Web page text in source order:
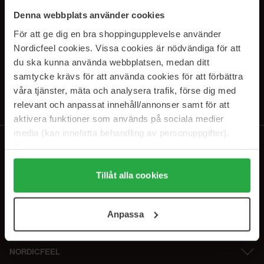
Denna webbplats använder cookies
För att ge dig en bra shoppingupplevelse använder
Nordicfeel cookies. Vissa cookies är nödvändiga för att
du ska kunna använda webbplatsen, medan ditt
samtycke krävs för att använda cookies för att förbättra
våra tjänster, mäta och analysera trafik, förse dig med
relevant och anpassat innehåll/annonser samt för att
aktivera funktioner som används på sociala medier
media (kan innefatta behandling av personuppgifter).
Genom att trycka på "Tillåt alla cookies" accepterar du
alla cookies, medan du under "Detaljer" kan anpassa
användningen av cookies. Du kan när som helst återkalla
samt vår Integritetspolicy.
Tillåt alla cookies
Anpassa
SUBSCRIBE TO OUR
NEWSLETTER
Sähköposti
Tilaamalla hyväksyttietosuojakäytäntömme. Peruuta tilaus milloin
NORDICFEEL